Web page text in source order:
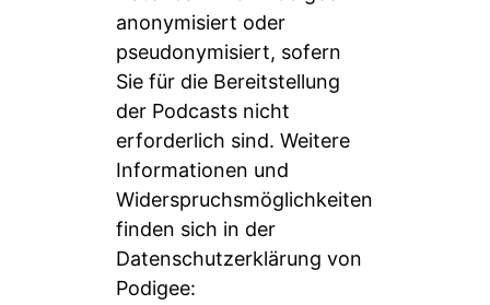
anonymisiert oder
pseudonymisiert, sofern
Sie für die Bereitstellung
der Podcasts nicht
erforderlich sind. Weitere
Informationen und
Widerspruchsmöglichkeiten
finden sich in der
Datenschutzerklärung von
Podigee: